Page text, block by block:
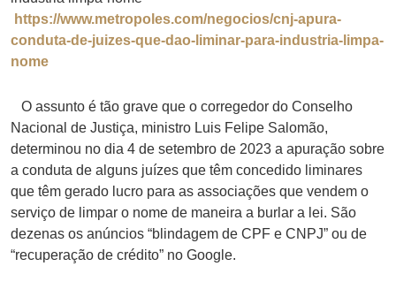
https://www.metropoles.com/negocios/cnj-apura-
conduta-de-juizes-que-dao-liminar-para-industria-limpa-
nome
O assunto é tão grave que o corregedor do Conselho
Nacional de Justiça, ministro Luis Felipe Salomão,
determinou no dia 4 de setembro de 2023 a apuração sobre
a conduta de alguns juízes que têm concedido liminares
que têm gerado lucro para as associações que vendem o
serviço de limpar o nome de maneira a burlar a lei. São
dezenas os anúncios “blindagem de CPF e CNPJ” ou de
“recuperação de crédito” no Google.